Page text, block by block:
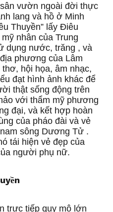
vườn ngoài đời thực
lang và hồ ở Minh
Thuyền” lấy Điêu
nhân của Trung
dụng nước, trăng , và
phương của Lâm
hội họa, âm nhạc,
đạt hình ảnh khác để
thật sống động trên
với thẩm mỹ phương
đại, và kết hợp hoàn
của pháo đài và vẻ
sông Dương Tử .
tái hiện vẻ đẹp của
người phụ nữ.
trực tiếp quy mô lớn